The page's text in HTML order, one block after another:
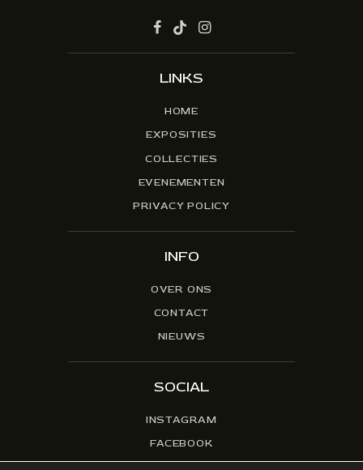
LINKS
HOME
EXPOSITIES
COLLECTIES
EVENEMENTEN
PRIVACY POLICY
INFO
OVER ONS
CONTACT
NIEUWS
SOCIAL
INSTAGRAM
FACEBOOK